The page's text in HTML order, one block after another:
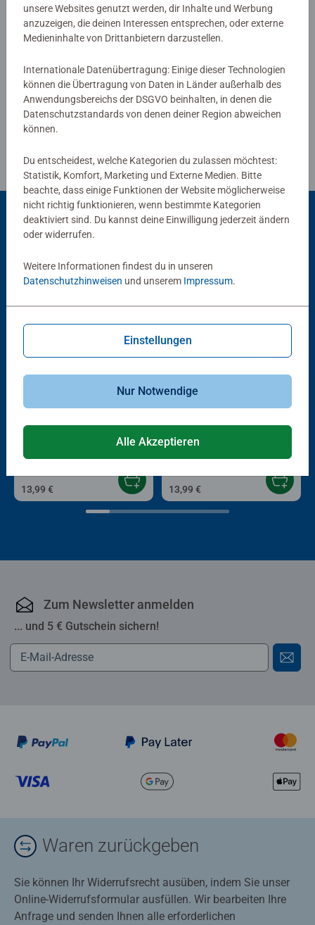
Malflächen für Fortgeschrittene.
Jedes Malset enthält alles, was Künstler zum Malen
brauchen und es ist kein Mischen der Farben notwendig.
eine große Motivauswahl für Kinder und Erwachsene.
Verfasse eine Bewertung
Richtlinien für Bewertungen
Andere Kunden mögen auch
Spielende Hunde
13,99 €
Maine-Coon-Kätzchen
13,99 €
Zum Newsletter anmelden
... und 5 € Gutschein sichern!
Waren zurückgeben
Sie können Ihr Widerrufsrecht ausüben, indem Sie unser
Online-Widerrufsformular ausfüllen. Wir bearbeiten Ihre
Anfrage und senden Ihnen alle erforderlichen
unsere Websites genutzt werden, dir Inhalte und Werbung
anzuzeigen, die deinen Interessen entsprechen, oder externe
Medieninhalte von Drittanbietern darzustellen.
Internationale Datenübertragung: Einige dieser Technologien
können die Übertragung von Daten in Länder außerhalb des
Anwendungsbereichs der DSGVO beinhalten, in denen die
Datenschutzstandards von denen deiner Region abweichen
können.
Du entscheidest, welche Kategorien du zulassen möchtest:
Statistik, Komfort, Marketing und Externe Medien. Bitte
beachte, dass einige Funktionen der Website möglicherweise
nicht richtig funktionieren, wenn bestimmte Kategorien
deaktiviert sind. Du kannst deine Einwilligung jederzeit ändern
oder widerrufen.
Weitere Informationen findest du in unseren
Datenschutzhinweisen und unserem Impressum.
Einstellungen
Nur Notwendige
Alle Akzeptieren